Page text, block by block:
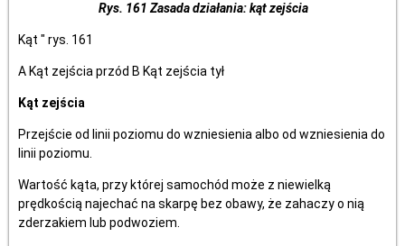
Rys. 161 Zasada działania: kąt zejścia
Kąt " rys. 161
A Kąt zejścia przód B Kąt zejścia tył
Kąt zejścia
Przejście od linii poziomu do wzniesienia albo od wzniesienia do
linii poziomu.
Wartość kąta, przy której samochód może z niewielką
prędkością najechać na skarpę bez obawy, że zahaczy o nią
zderzakiem lub podwoziem.